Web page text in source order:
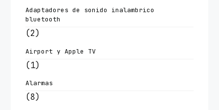
Adaptadores de sonido inalambrico
bluetooth
(2)
Airport y Apple TV
(1)
Alarmas
(8)